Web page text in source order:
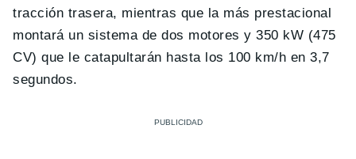
tracción trasera, mientras que la más prestacional
montará un sistema de dos motores y 350 kW (475
CV) que le catapultarán hasta los 100 km/h en 3,7
segundos.